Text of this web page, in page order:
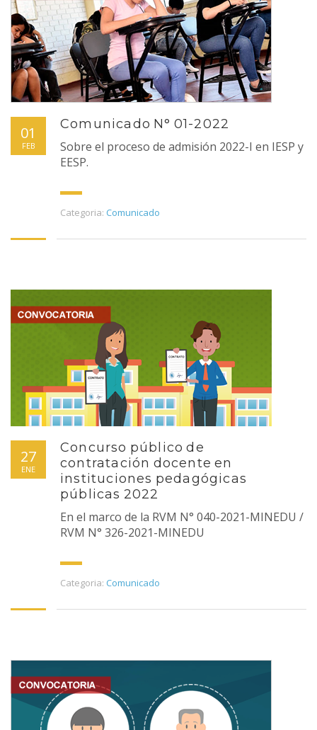
01
FEB
Comunicado N° 01-2022
Sobre el proceso de admisión 2022-I en IESP y
EESP.
Categoria: Comunicado
27
ENE
Concurso público de
contratación docente en
instituciones pedagógicas
públicas 2022
En el marco de la RVM N° 040-2021-MINEDU /
RVM N° 326-2021-MINEDU
Categoria: Comunicado